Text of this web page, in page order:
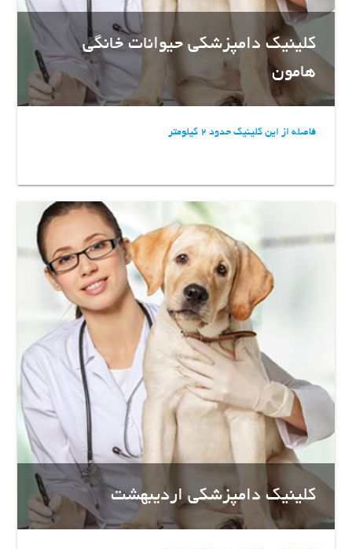
کلینیک دامپزشکی حیوانات خانگی
هامون
فاصله از این کلینیک حدود 2 کیلومتر
کلینیک دامپزشکی اردیبهشت